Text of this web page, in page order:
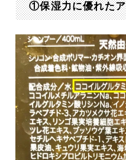
①保湿力に優れた